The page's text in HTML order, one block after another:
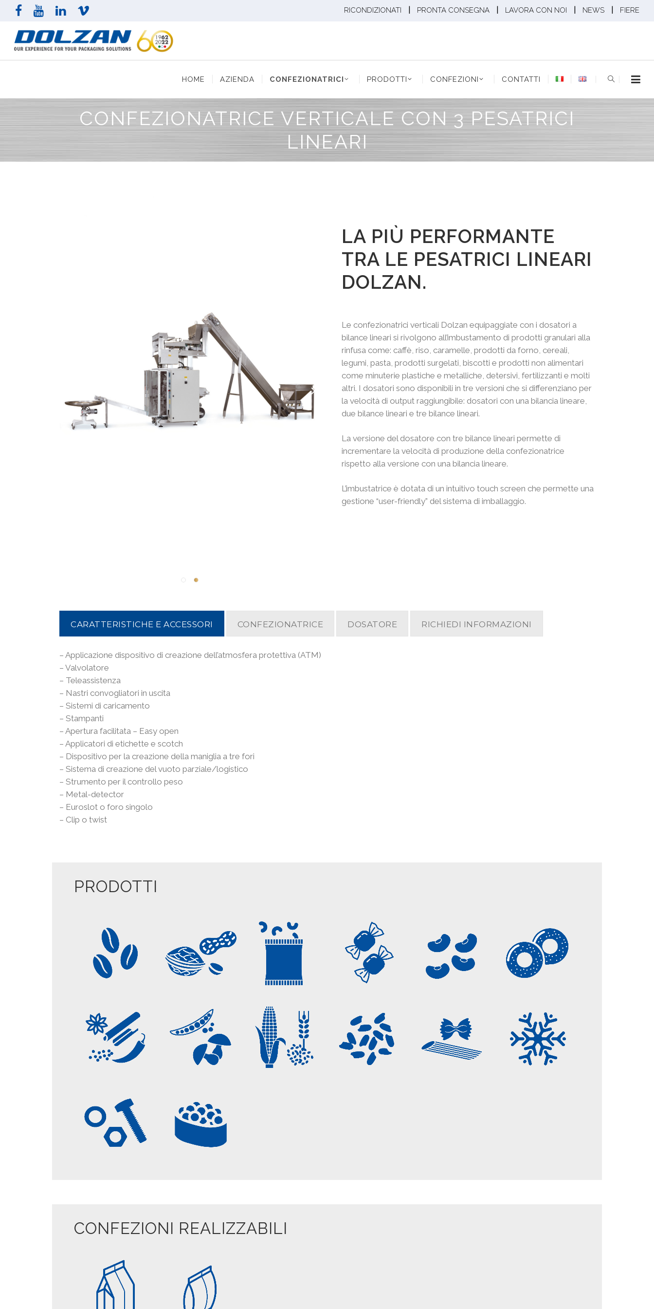
RICONDIZIONATI PRONTA CONSEGNA LAVORA CON NOI NEWS FIERE
HOME AZIENDA CONFEZIONATRICI PRODOTTI CONFEZIONI CONTATTI
PRODOTTI CONFEZIONI CONTATTI
CONFEZIONATRICE VERTICALE CON 3 PESATRICI
LINEARI
LA PIÙ PERFORMANTE
TRA LE PESATRICI LINEARI
DOLZAN.
Le confezionatrici verticali Dolzan equipaggiate con i dosatori a
bilance lineari si rivolgono all’imbustamento di prodotti granulari alla
rinfusa come: caffè, riso, caramelle, prodotti da forno, cereali,
legumi, pasta, prodotti surgelati, biscotti e prodotti non alimentari
come minuterie plastiche e metalliche, detersivi, fertilizzanti e molti
altri. I dosatori sono disponibili in tre versioni che si differenziano per
la velocità di output raggiungibile: dosatori con una bilancia lineare,
due bilance lineari e tre bilance lineari.
La versione del dosatore con tre bilance lineari permette di
incrementare la velocità di produzione della confezionatrice
rispetto alla versione con una bilancia lineare.
L’imbustatrice è dotata di un intuitivo touch screen che permette una
gestione “user-friendly” del sistema di imballaggio.
CARATTERISTICHE E ACCESSORI CONFEZIONATRICE DOSATORE RICHIEDI INFORMAZIONI
– Applicazione dispositivo di creazione dell’atmosfera protettiva (ATM)
– Valvolatore
– Teleassistenza
– Nastri convogliatori in uscita
– Sistemi di caricamento
– Stampanti
– Apertura facilitata – Easy open
– Applicatori di etichette e scotch
– Dispositivo per la creazione della maniglia a tre fori
– Sistema di creazione del vuoto parziale/logistico
– Strumento per il controllo peso
– Metal-detector
– Euroslot o foro singolo
– Clip o twist
PRODOTTI
CAFFÈ FRUTTA SECCA
PATATINE E
CARAMELLE LEGUMI
BISCOTTI E
PRODOTTI DA
FORNO
SPEZIE VEGETALI CEREALI RISO PASTA SURGELATI
MINUTERIE
METALLICHE E
PLASTICHE
CIBO PER
ANIMALI
CONFEZIONI REALIZZABILI
FONDO
CUSCINO